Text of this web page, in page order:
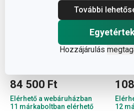
További
Hozzájárulás
BIO EXLUSIVE+ DUO
84 500 Ft
Elérhető a webáruházban
11 márkaboltban elérhető
12